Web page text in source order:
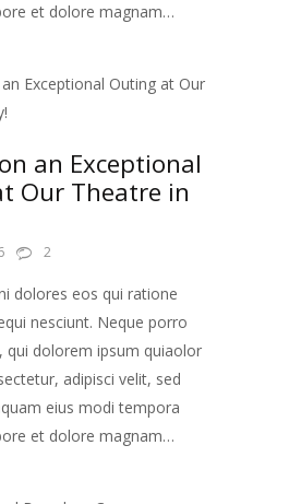
et dolore magnam…
an Exceptional
Our Theatre in
2
dolores eos qui ratione
nesciunt. Neque porro
qui dolorem ipsum quiaolor
adipisci velit, sed
eius modi tempora
et dolore magnam…